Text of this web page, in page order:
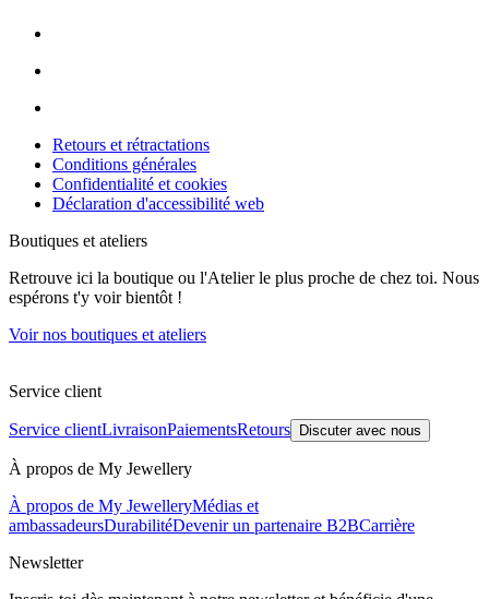
Retours et rétractations
Conditions générales
Confidentialité et cookies
Déclaration d'accessibilité web
Boutiques et ateliers
Retrouve ici la boutique ou l'Atelier le plus proche de chez toi. Nous
espérons t'y voir bientôt !
Voir nos boutiques et ateliers
Service client
Service clientLivraisonPaiementsRetours Discuter avec nous
À propos de My Jewellery
À propos de My JewelleryMédias et
ambassadeursDurabilitéDevenir un partenaire B2BCarrière
Newsletter